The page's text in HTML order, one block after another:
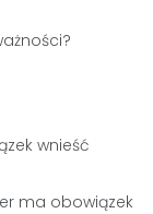
wnieść
ma obowiązek